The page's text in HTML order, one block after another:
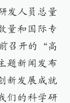
发人员总量
量和国际专
召开的“高
题新闻发布
新发展成就
们的科学研